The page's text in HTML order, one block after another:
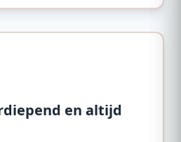
en altijd